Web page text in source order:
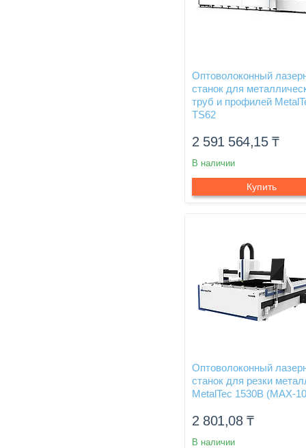
Оптоволоконный
станок для
труб и профилей
TS62
2 591 564,15 ₸
В наличии
Купить
Оптоволоконный
станок для резки
MetalTec 1530B (MAX-
2 801,08 ₸
В наличии